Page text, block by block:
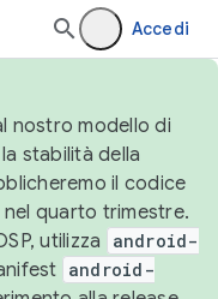
Accedi
nostro modello di
stabilità della
il codice
quarto trimestre.
utilizza
android-
android-